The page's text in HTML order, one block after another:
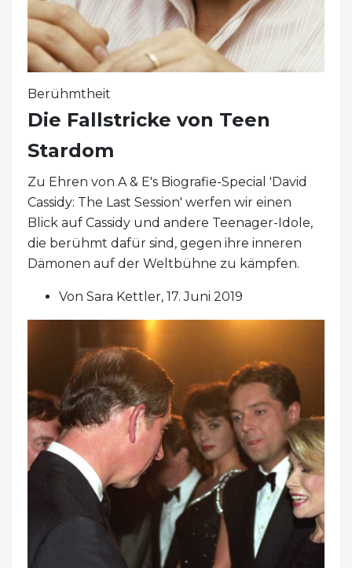
Berühmtheit
Die Fallstricke von Teen
Stardom
Zu Ehren von A & E's Biografie-Special 'David
Cassidy: The Last Session' werfen wir einen
Blick auf Cassidy und andere Teenager-Idole,
die berühmt dafür sind, gegen ihre inneren
Dämonen auf der Weltbühne zu kämpfen.
Von Sara Kettler, 17. Juni 2019